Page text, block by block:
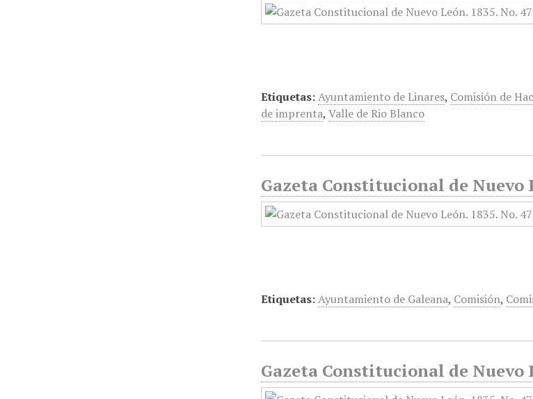
Etiquetas:Ayuntamiento de Linares, Comisión de
de imprenta,Valle de Rio Blanco
Gazeta Constitucional de Nuevo
Etiquetas:Ayuntamiento de Galeana, Comisión,
Gazeta Constitucional de Nuevo